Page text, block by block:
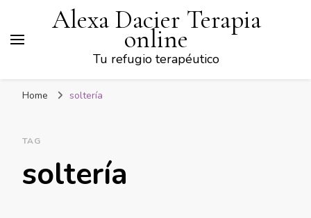
Alexa Dacier Terapia
online
Tu refugio terapéutico
Home soltería
TAG
soltería